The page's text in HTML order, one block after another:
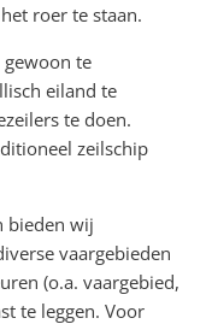
roer te staan.
te
eiland te
te doen.
zeilschip
bieden wij
vaargebieden
(o.a. vaargebied,
te leggen. Voor